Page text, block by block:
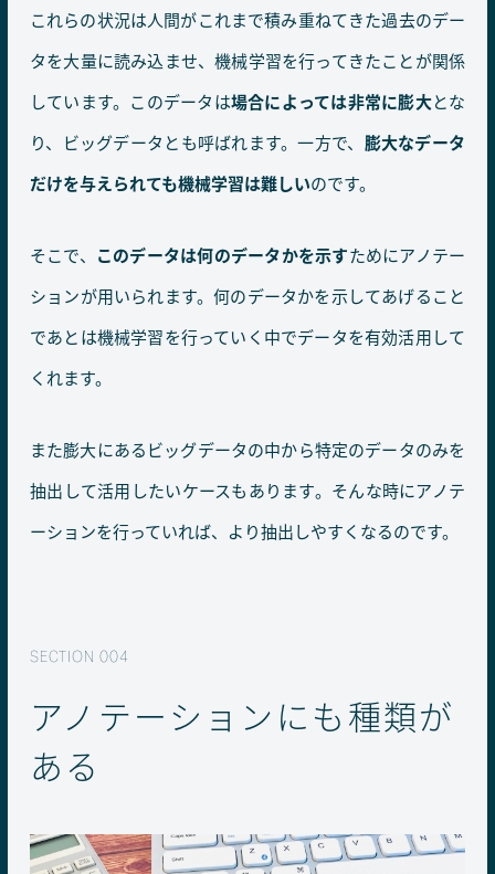
これらの状況は人間がこれまで積み重ねてきた過去のデー
タを大量に読み込ませ、機械学習を行ってきたことが関係
しています。このデータは場合によっては非常に膨大とな
り、ビッグデータとも呼ばれます。一方で、 膨大なデータ
だけを与えられても機械学習は難しいのです。
そこで、 このデータは何のデータかを示すためにアノテー
ションが用いられます。何のデータかを示してあげること
であとは機械学習を行っていく中でデータを有効活用して
くれます。
また膨大にあるビッグデータの中から特定のデータのみを
抽出して活用したいケースもあります。そんな時にアノテ
ーションを行っていれば、より抽出しやすくなるのです。
アノテーションにも種類が
ある